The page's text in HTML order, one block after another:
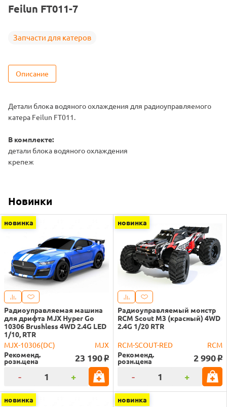
Подходит
Feilun FT011-7
Запчасти для катеров
Описание
Детали блока водяного охлаждения для радиоуправляемого
катера Feilun FT011.
В комплекте:
детали блока водяного охлаждения
крепеж
Новинки
новинка
Радиоуправляемая машина
для дрифта MJX Hyper Go
10306 Brushless 4WD 2.4G LED
1/10, RTR
MJX-10306(DC)
MJX
Рекоменд.
розн.цена 23 190 o
- +
новинка
Радиоуправляемый монстр
RCM Scout M3 (красный) 4WD
2.4G 1/20 RTR
RCM-SCOUT-RED
RCM
Рекоменд.
розн.цена 2 990 o
- +
новинка новинка